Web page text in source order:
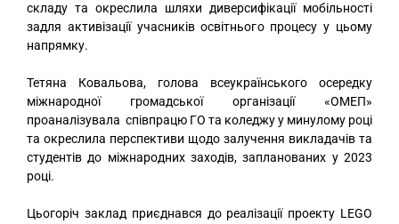
складу та окреслила шляхи диверсифікації мобільності
задля активізації учасників освітнього процесу у цьому
напрямку.
Тетяна Ковальова, голова всеукраїнського осередку
міжнародної громадської організації «ОМЕП»
проаналізувала співпрацю ГО та коледжу у минулому році
та окреслила перспективи щодо залучення викладачів та
студентів до міжнародних заходів, запланованих у 2023
році.
Цьогоріч заклад приєднався до реалізації проекту LEGO